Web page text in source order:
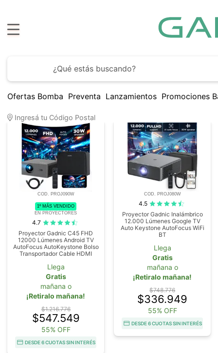
Ofertas Bomba Preventa Lanzamientos Promociones
Ingresá tu Código Postal
10
COD. PROJ090W
1º MÁS VENDIDO
EN PROYECTORES
4.7
Proyector Gadnic C45 FHD
12000 Lúmenes Android TV
AutoFocus AutoKeystone Bolso
Transportador Cable HDMI
Llega
Gratis
mañana o
¡Retiralo mañana!
$1.216.776
$547.549
55% OFF
DESDE 6 CUOTAS SIN INTERÉS
COD. PROJ080W
4.5
Proyector Gadnic Inalámbrico
12.000 Lúmenes Google TV
Auto Keystone AutoFocus WiFi
BT
Llega
Gratis
mañana o
¡Retiralo mañana!
$748.776
$336.949
55% OFF
DESDE 6 CUOTAS SIN INTERÉS